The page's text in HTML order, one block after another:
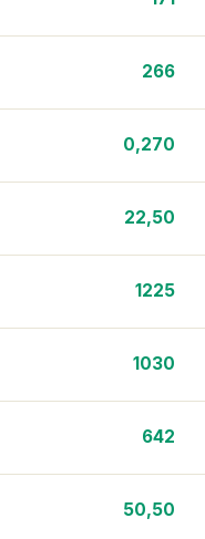
266
0,270
22,50
1225
1030
642
50,50